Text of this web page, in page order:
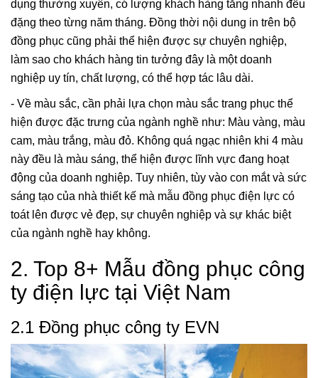
dụng thường xuyên, có lượng khách hàng tăng nhanh đều
đặng theo từng năm tháng. Đồng thời nội dung in trên bộ
đồng phục cũng phải thể hiện được sự chuyên nghiệp,
làm sao cho khách hàng tin tưởng đây là một doanh
nghiệp uy tín, chất lượng, có thể hợp tác lâu dài.
- Về màu sắc, cần phải lựa chọn màu sắc trang phục thể
hiện được đặc trưng của ngành nghề như: Màu vàng, màu
cam, màu trắng, màu đỏ. Không quá ngạc nhiên khi 4 màu
này đều là màu sáng, thể hiện được lĩnh vực đang hoạt
động của doanh nghiệp. Tuy nhiên, tùy vào con mắt và sức
sáng tạo của nhà thiết kế mà mẫu đồng phục điện lực có
toát lên được vẻ đẹp, sự chuyên nghiệp và sự khác biệt
của ngành nghề hay không.
2. Top 8+ Mẫu đồng phục công
ty điện lực tại Việt Nam
2.1 Đồng phục công ty EVN